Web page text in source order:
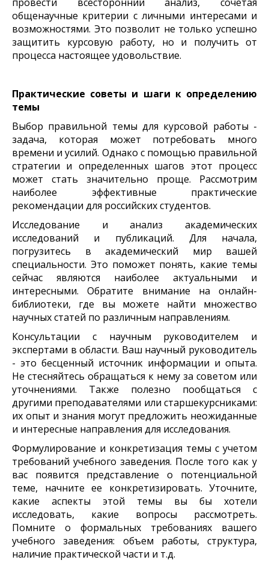
общенаучные критерии с личными интересами и
возможностями. Это позволит не только успешно
защитить курсовую работу, но и получить от
процесса настоящее удовольствие.
Практические советы и шаги к определению
темы
Выбор правильной темы для курсовой работы -
задача, которая может потребовать много
времени и усилий. Однако с помощью правильной
стратегии и определенных шагов этот процесс
может стать значительно проще. Рассмотрим
наиболее эффективные практические
рекомендации для российских студентов.
Исследование и анализ академических
исследований и публикаций. Для начала,
погрузитесь в академический мир вашей
специальности. Это поможет понять, какие темы
сейчас являются наиболее актуальными и
интересными. Обратите внимание на онлайн-
библиотеки, где вы можете найти множество
научных статей по различным направлениям.
Консультации с научным руководителем и
экспертами в области. Ваш научный руководитель
- это бесценный источник информации и опыта.
Не стесняйтесь обращаться к нему за советом или
уточнениями. Также полезно пообщаться с
другими преподавателями или старшекурсниками:
их опыт и знания могут предложить неожиданные
и интересные направления для исследования.
Формулирование и конкретизация темы с учетом
требований учебного заведения. После того как у
вас появится представление о потенциальной
теме, начните ее конкретизировать. Уточните,
какие аспекты этой темы вы бы хотели
исследовать, какие вопросы рассмотреть.
Помните о формальных требованиях вашего
учебного заведения: объем работы, структура,
наличие практической части и т.д.